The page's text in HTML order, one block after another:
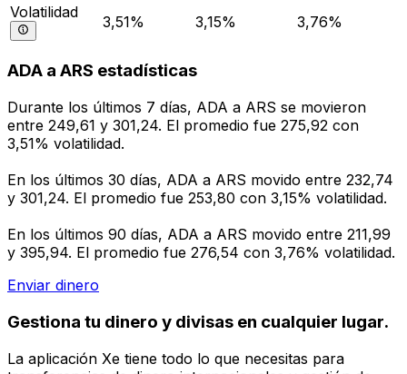
Volatilidad
3,51% 3,15% 3,76%
ADA a ARS estadísticas
Durante los últimos 7 días, ADA a ARS se movieron
entre 249,61 y 301,24. El promedio fue 275,92 con
3,51% volatilidad.
En los últimos 30 días, ADA a ARS movido entre 232,74
y 301,24. El promedio fue 253,80 con 3,15% volatilidad.
En los últimos 90 días, ADA a ARS movido entre 211,99
y 395,94. El promedio fue 276,54 con 3,76% volatilidad.
Enviar dinero
Gestiona tu dinero y divisas en cualquier lugar.
La aplicación Xe tiene todo lo que necesitas para